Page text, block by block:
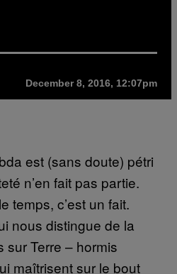
December 8, 2016, 12:07pm
est (sans doute) pétri
n’en fait pas partie.
temps, c’est un fait.
nous distingue de la
Terre – hormis
maîtrisent sur le bout